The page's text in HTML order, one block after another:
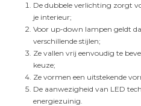
De dubbele verlichting zorgt
je interieur;
Voor up-down lampen geldt
verschillende stijlen;
Ze vallen vrij eenvoudig te
keuze;
Ze vormen een uitstekende
De aanwezigheid van LED
energiezuinig.